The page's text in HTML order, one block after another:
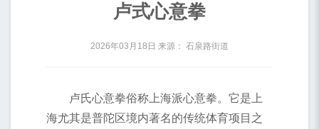
卢式心意拳
2026年03月18日 来源： 石泉路街道
卢氏心意拳俗称上海派心意拳。它是上
海尤其是普陀区境内著名的传统体育项目之